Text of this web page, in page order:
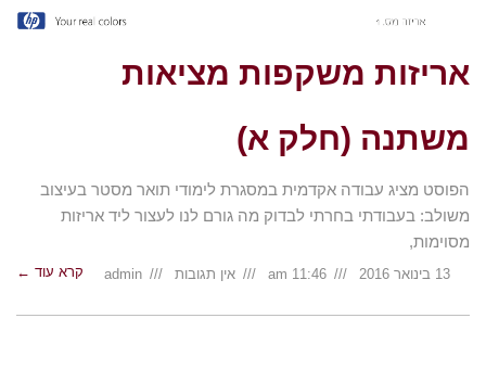
אריזות משקפות מציאות
משתנה (חלק א)
הפוסט מציג עבודה אקדמית במסגרת לימודי תואר מסטר בעיצוב
משולב: בעבודתי בחרתי לבדוק מה גורם לנו לעצור ליד אריזות
מסוימות,
13 בינואר 2016 11:46 am אין תגובות admin קרא עוד ←